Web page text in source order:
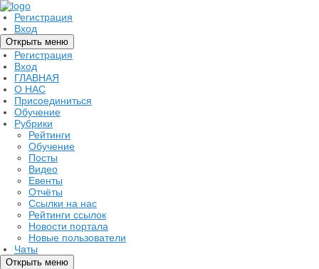
Регистрация
Вход
Открыть меню
Регистрация
Вход
ГЛАВНАЯ
О НАС
Присоединиться
Обучение
Рубрики
Рейтинги
Обучение
Посты
Видео
Евенты
Отчёты
Ссылки на нас
Рейтинги ссылок
Новости портала
Новые пользователи
Чаты
Открыть меню